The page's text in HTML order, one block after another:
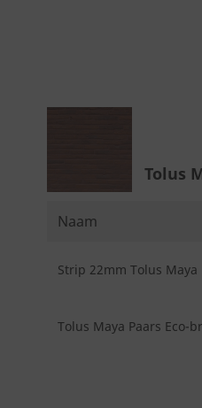
Tolus
Naam
Strip 22mm Tolus Maya
Tolus Maya Paars Eco-